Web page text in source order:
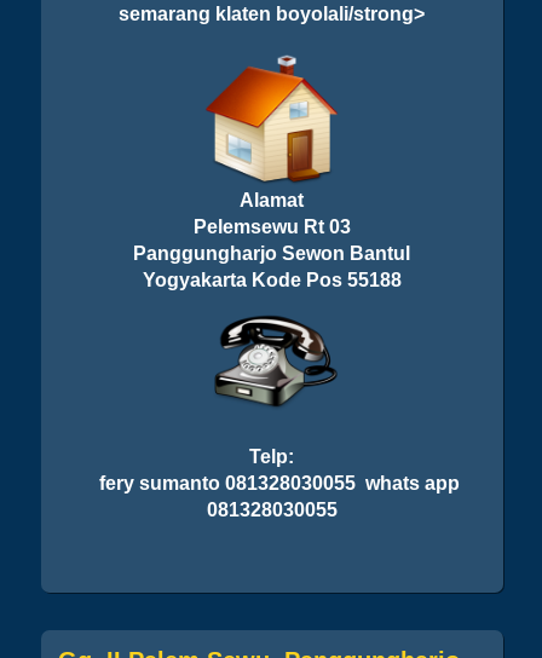
semarang klaten boyolali/strong>
Alamat
Pelemsewu Rt 03
Panggungharjo Sewon Bantul
Yogyakarta Kode Pos 55188
Telp:
fery sumanto 081328030055 whats app
081328030055